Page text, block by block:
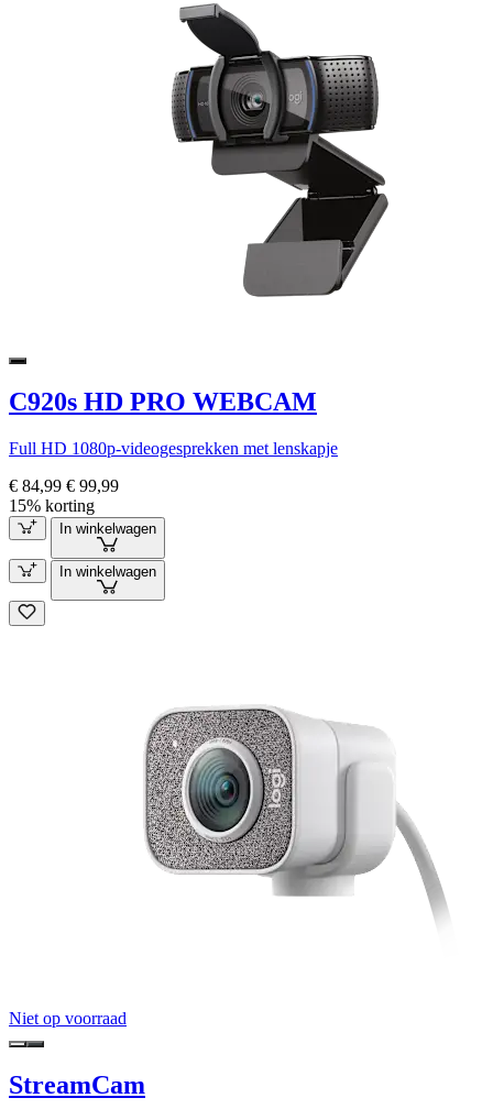
C920s HD PRO WEBCAM
Full HD 1080p-videogesprekken met lenskapje
€ 84,99 € 99,99
15% korting
In winkelwagen
In winkelwagen
Niet op voorraad
StreamCam